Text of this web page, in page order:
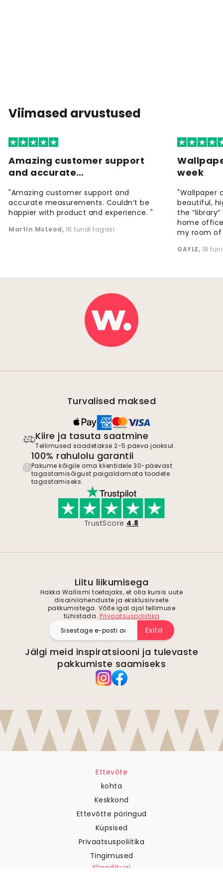
Viimased arvustused
Amazing customer support
and accurate…
"Amazing customer support and
accurate measurements. Couldn’t be
happier with product and experience. "
Martin McLeod, 16 tundi tagasi
week
"Wallpaper
beautiful,
the
home
my room of
GAYLE, 18
Turvalised maksed
Kiire ja tasuta saatmine
Tellimused saadetakse 2-5 päeva jooksul.
100% rahulolu garantii
Pakume kõigile oma klientidele 30-päevast
tagastamisõigust paigaldamata toodete
tagastamiseks.
TrustScore 4.8
Liitu liikumisega
Hakka Wallismi toetajaks, et olla kursis uute
disainilahenduste ja eksklusiivsete
pakkumistega. Võite igal ajal tellimuse
tühistada. Privaatsuspoliitika
Esita
Jälgi meid inspiratsiooni ja tulevaste
pakkumiste saamiseks
Ettevõte
kohta
Keskkond
Ettevõtte päringud
Küpsised
Privaatsuspoliitika
Tingimused
Klienditugi